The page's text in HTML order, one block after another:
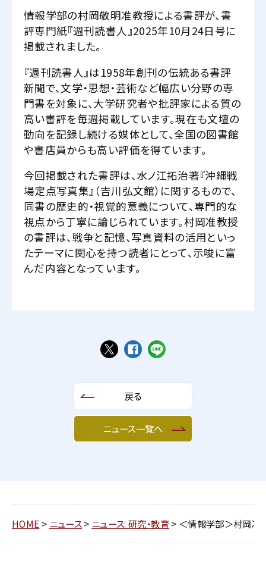
情報学部の村岡敬明准教授による書評が、書
評専門紙『週刊読書人』2025年10月24日号に
掲載されました。
『週刊読書人』は1958年創刊の伝統ある書評
新聞で、文学・思想・芸術など幅広い分野の専
門書を対象に、大学研究者や批評家による質の
高い書評を毎週掲載しています。現在も文壇の
動向を記録し続ける媒体として、全国の図書館
や書店員からも高い評価を得ています。
今回掲載された書評は、水ノ江拓治著『沖縄戦
場定点写真集』（吉川弘文館）に関するもので、
同書の歴史的・視覚的意義について、専門的な
視点から丁寧に論じられています。村岡准教授
の書評は、戦争と記憶、写真資料の活用といっ
たテーマに関心を持つ読者にとって、示唆に富
んだ内容となっています。
戻る
ニュース一覧へ
HOME > ニュース> ニュース: 研究・教育> ＜情報学部＞村岡准